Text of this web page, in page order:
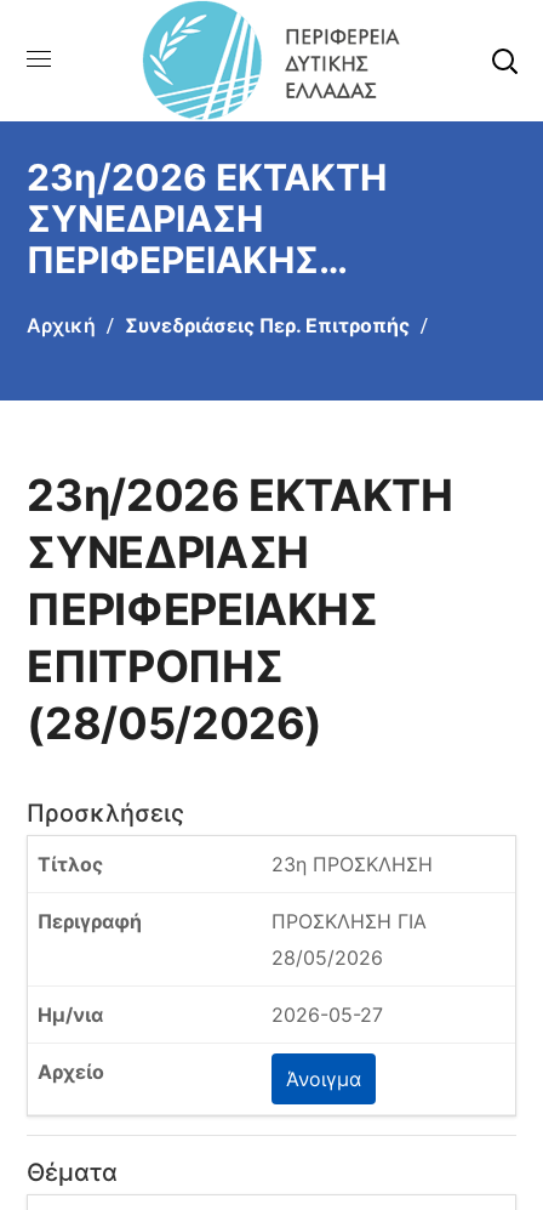
23η/2026 ΕΚΤΑΚΤΗ
ΣΥΝΕΔΡΙΑΣΗ
ΠΕΡΙΦΕΡΕΙΑΚΗΣ
Αρχική Συνεδριάσεις Περ. Επιτροπής
23η/2026 ΕΚΤΑΚΤΗ
ΣΥΝΕΔΡΙΑΣΗ
ΠΕΡΙΦΕΡΕΙΑΚΗΣ
ΕΠΙΤΡΟΠΗΣ
(28/05/2026)
Προσκλήσεις
23η ΠΡΟΣΚΛΗΣΗ
ΠΡΟΣΚΛΗΣΗ ΓΙΑ
28/05/2026
2026-05-27
Άνοιγμα
Θέματα